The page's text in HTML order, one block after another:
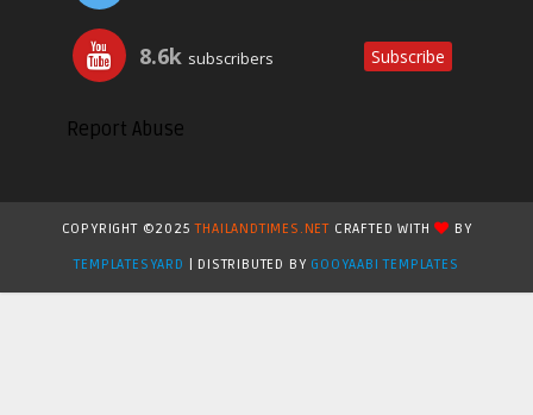
8.6k subscribers Subscribe
Report Abuse
COPYRIGHT ©2025THAILANDTIMES.NETCRAFTED WITH
BY
TEMPLATESYARD | DISTRIBUTED BY GOOYAABI TEMPLATES